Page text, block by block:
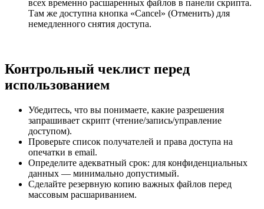
всех временно расшаренных файлов в панели скрипта.
Там же доступна кнопка «Cancel» (Отменить) для
немедленного снятия доступа.
Контрольный чеклист перед
использованием
Убедитесь, что вы понимаете, какие разрешения
запрашивает скрипт (чтение/запись/управление
доступом).
Проверьте список получателей и права доступа на
опечатки в email.
Определите адекватный срок: для конфиденциальных
данных — минимально допустимый.
Сделайте резервную копию важных файлов перед
массовым расшариванием.